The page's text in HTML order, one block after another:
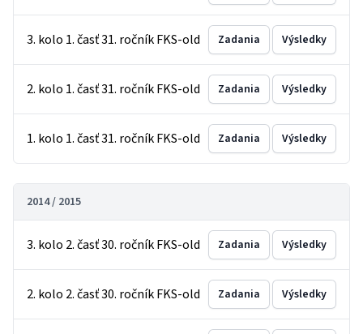
3. kolo 1. časť 31. ročník FKS-old Zadania Výsledky
2. kolo 1. časť 31. ročník FKS-old Zadania Výsledky
1. kolo 1. časť 31. ročník FKS-old Zadania Výsledky
2014 / 2015
3. kolo 2. časť 30. ročník FKS-old Zadania Výsledky
2. kolo 2. časť 30. ročník FKS-old Zadania Výsledky